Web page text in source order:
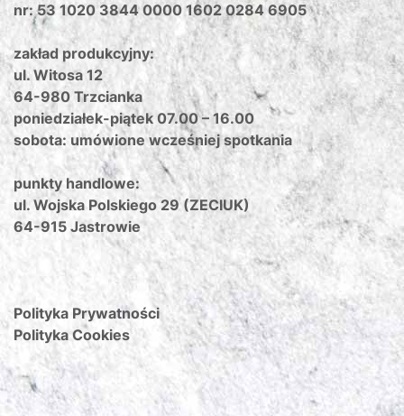
nr: 53 1020 3844 0000 1602 0284 6905
zakład produkcyjny:
ul. Witosa 12
64-980 Trzcianka
poniedziałek-piątek 07.00 – 16.00
sobota: umówione wcześniej spotkania
punkty handlowe:
ul. Wojska Polskiego 29 (ZECIUK)
64-915 Jastrowie
Polityka Prywatności
Polityka Cookies